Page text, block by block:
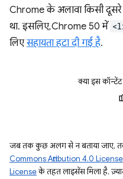
Chrome के अलावा किसी दूसरे
था. इसलिए, Chrome 50 में
लिएसहायता हटा दी गई है.
क्या इस
जब तक कुछ अलग से न बताया जाए,
Commons Attribution 4.0 License
Licenseके तहत लाइसेंस मिला है.